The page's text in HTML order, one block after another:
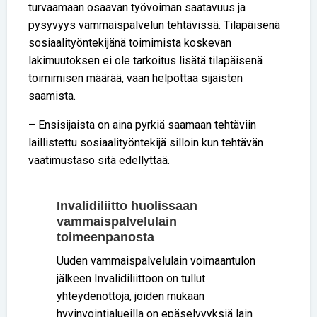
turvaamaan osaavan työvoiman saatavuus ja
pysyvyys vammaispalvelun tehtävissä. Tilapäisenä
sosiaalityöntekijänä toimimista koskevan
lakimuutoksen ei ole tarkoitus lisätä tilapäisenä
toimimisen määrää, vaan helpottaa sijaisten
saamista.
– Ensisijaista on aina pyrkiä saamaan tehtäviin
laillistettu sosiaalityöntekijä silloin kun tehtävän
vaatimustaso sitä edellyttää.
Invalidiliitto huolissaan
vammaispalvelulain
toimeenpanosta
Uuden vammaispalvelulain voimaantulon
jälkeen Invalidiliittoon on tullut
yhteydenottoja, joiden mukaan
hyvinvointialueilla on epäselvyyksiä lain